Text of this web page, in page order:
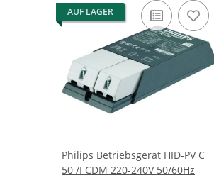
AUF LAGER
Philips Betriebsgerät HID-PV C
50 /I CDM 220-240V 50/60Hz